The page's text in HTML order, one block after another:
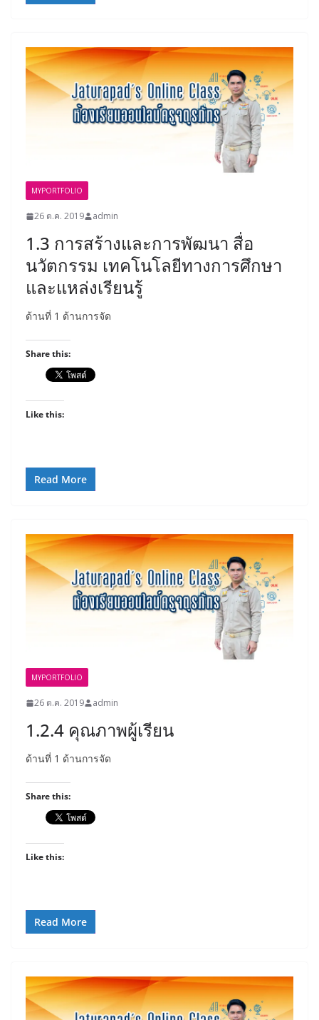
MYPORTFOLIO
26 ต.ค. 2019 admin
1.3 การสร้างและการพัฒนา สื่อ
นวัตกรรม เทคโนโลยีทางการศึกษา
และแหล่งเรียนรู้
ด้านที่ 1 ด้านการจัด
Share this:
Like this:
Read More
MYPORTFOLIO
26 ต.ค. 2019 admin
1.2.4 คุณภาพผู้เรียน
ด้านที่ 1 ด้านการจัด
Share this:
Like this:
Read More